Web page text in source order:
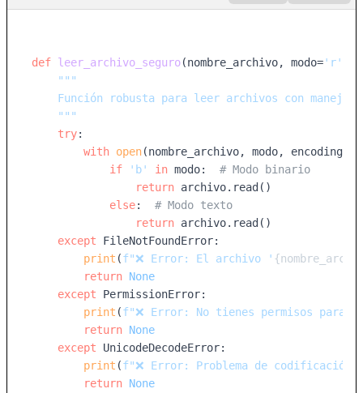
def leer_archivo_seguro(nombre_archivo, modo='r'
"""
Función robusta para leer archivos con manejo
    """
try:
with open(nombre_archivo, modo,
if
'b' in modo: # Modo binario
return archivo.read()
else: # Modo texto
return archivo.read()
except FileNotFoundError:
print (f"❌ Error: El archivo '
return None
except PermissionError:
print (f"❌ Error: No tienes permisos para
return None
except UnicodeDecodeError:
print (f"❌ Error: Problema de codificación
return None